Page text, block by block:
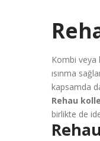
Kombi veya
ısınma
kapsamda
Rehau
birlikte de